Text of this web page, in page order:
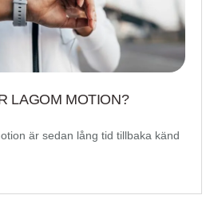
LAGOM MOTION?
är sedan lång tid tillbaka känd